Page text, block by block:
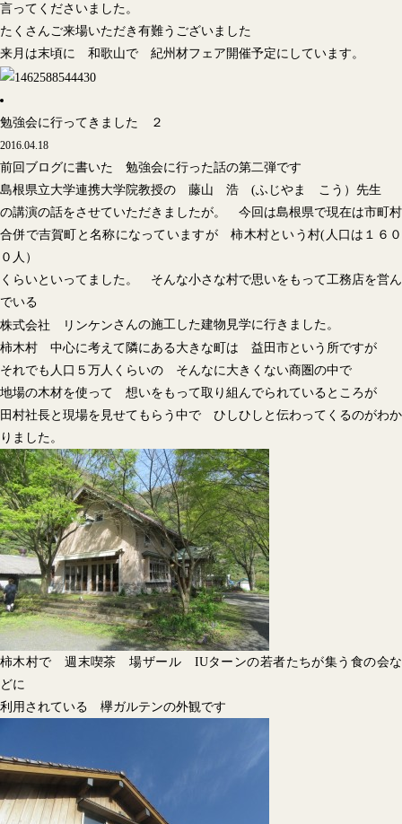
言ってくださいました。
たくさんご来場いただき有難うございました
来月は末頃に 和歌山で 紀州材フェア開催予定にしています。
勉強会に行ってきました ２
2016.04.18
前回ブログに書いた 勉強会に行った話の第二弾です
島根県立大学連携大学院教授の 藤山 浩 (ふじやま こう）先生
の講演の話をさせていただきましたが。 今回は島根県で現在は市町村
合併で吉賀町と名称になっていますが 柿木村という村(人口は１６０
０人）
くらいといってました。 そんな小さな村で思いをもって工務店を営ん
でいる
株式会社 リンケンさんの施工した建物見学に行きました。
柿木村 中心に考えて隣にある大きな町は 益田市という所ですが
それでも人口５万人くらいの そんなに大きくない商圏の中で
地場の木材を使って 想いをもって取り組んでられているところが
田村社長と現場を見せてもらう中で ひしひしと伝わってくるのがわか
りました。
柿木村で 週末喫茶 場ザール IUターンの若者たちが集う食の会な
どに
利用されている 欅ガルテンの外観です